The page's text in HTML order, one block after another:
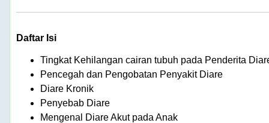
Daftar Isi
Tingkat Kehilangan cairan tubuh pada Penderita
Pencegah dan Pengobatan Penyakit Diare
Diare Kronik
Penyebab Diare
Mengenal Diare Akut pada Anak